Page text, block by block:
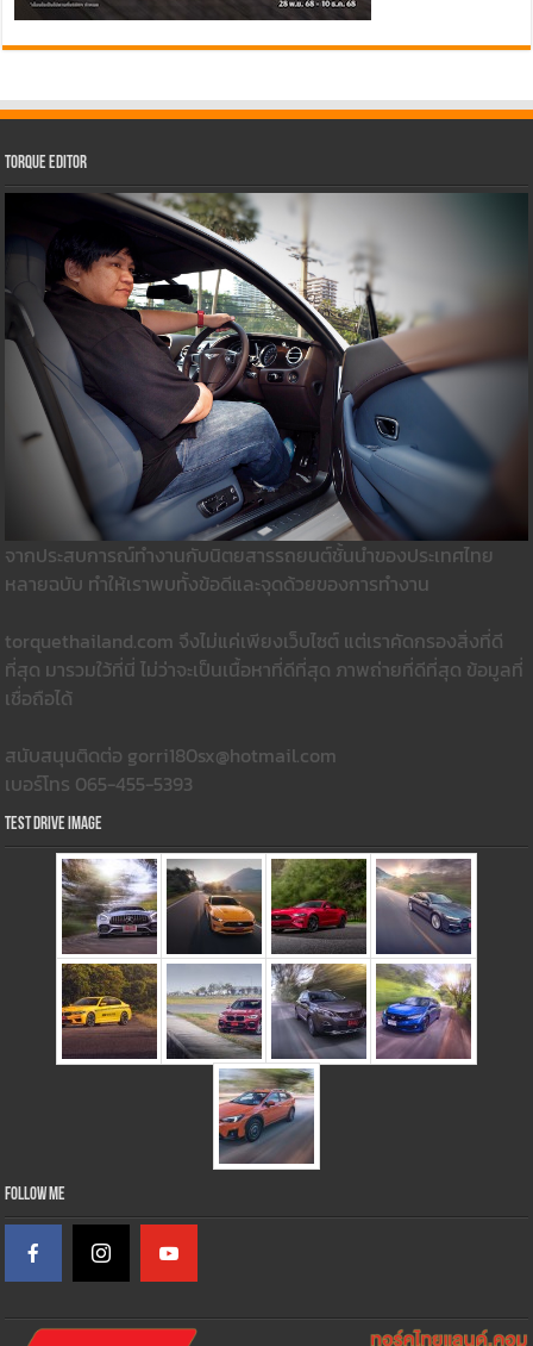
Torque Editor
จากประสบการณ์ทำงานกับนิตยสารรถยนต์ชั้นนำของประเทศไทย
หลายฉบับ ทำให้เราพบทั้งข้อดีและจุดด้วยของการทำงาน
torquethailand.com จึงไม่แค่เพียงเว็บไซต์ แต่เราคัดกรองสิ่งที่ดี
ที่สุด มารวมใว้ที่นี่ ไม่ว่าจะเป็นเนื้อหาที่ดีที่สุด ภาพถ่ายที่ดีที่สุด ข้อมูลที่
เชื่อถือได้
สนับสนุนติดต่อ gorri180sx@hotmail.com
เบอร์โทร 065-455-5393
Test Drive Image
Follow Me